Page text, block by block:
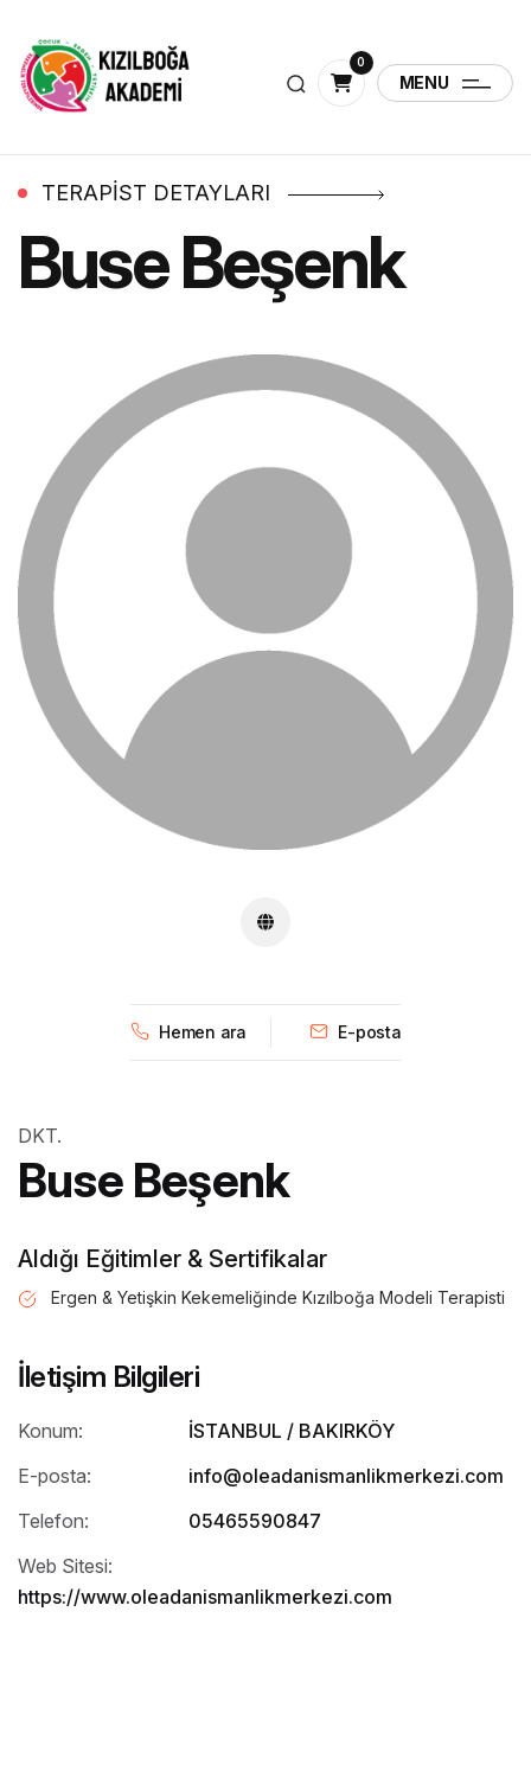
0
MENU
TERAPIST DETAYLARI
Buse Beşenk
Hemen ara E-posta
DKT.
Buse Beşenk
Aldığı Eğitimler & Sertifikalar
Ergen & Yetişkin Kekemeliğinde Kızılboğa Modeli Terapisti
İletişim Bilgileri
Konum:
İSTANBUL / BAKIRKÖY
E-posta:
info@oleadanismanlikmerkezi.com
Telefon:
05465590847
Web Sitesi:
https://www.oleadanismanlikmerkezi.com